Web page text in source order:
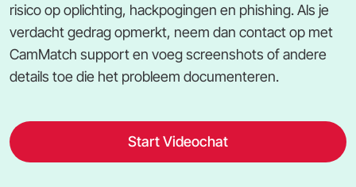
risico op oplichting, hackpogingen en phishing. Als je
verdacht gedrag opmerkt, neem dan contact op met
CamMatch support en voeg screenshots of andere
details toe die het probleem documenteren.
Start Videochat